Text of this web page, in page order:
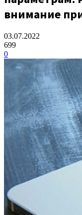
внимание
03.07.2022
699
0